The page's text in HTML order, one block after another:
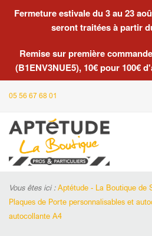
Fermeture estivale du 3 au 23
seront traitées à partir
Remise sur première
(B1ENV3NUE5), 10€ pour 100€
05 56 67 68 01
Vous êtes ici :Aptétude - La Boutique de
Plaques de Porte personnalisables et
autocollante A4